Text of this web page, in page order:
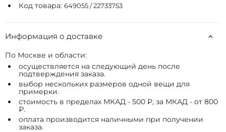
Код товара: 649055 / 22733753
Информация о доставке
По Москве и области:
осуществляется на следующий день после
подтверждения заказа.
выбор нескольких размеров одной вещи для
примерки.
стоимость в пределах МКАД - 500 ₽, за МКАД - от 800
₽.
оплата производится наличными при получении
заказа.